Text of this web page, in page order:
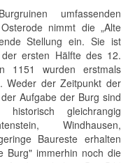
umfassenden
nimmt die „Alte
Stellung ein. Sie ist
ersten Hälfte des 12.
1151 wurden erstmals
Weder der Zeitpunkt der
Aufgabe der Burg sind
gleichrangig
Windhausen,
Baureste erhalten
Burg" immerhin noch die